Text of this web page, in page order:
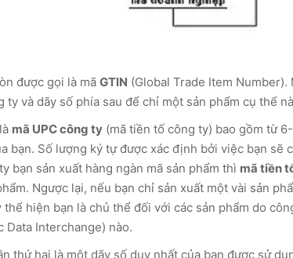
được gọi là mã GTIN (Global Trade Item
ty và dãy số phía sau để chỉ một sản phẩm cụ thể
mã UPC công ty(mã tiền tố công ty) bao gồm từ
bạn. Số lượng ký tự được xác định bởi việc bạn sẽ
bạn sản xuất hàng ngàn mã sản phẩm thì mã tiền
Ngược lại, nếu bạn chỉ sản xuất một vài sản
thể hiện bạn là chủ thể đối với các sản phẩm do
Data Interchange) nào.
thứ hai là một dãy số duy nhất của bạn được sử